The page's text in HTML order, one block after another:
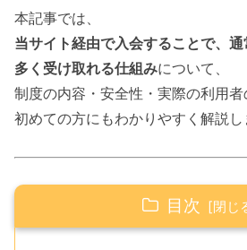
本記事では、
当サイト経由で入会することで、
多く受け取れる仕組みについて、
制度の内容・安全性・実際の利用者
初めての方にもわかりやすく解説し
目次